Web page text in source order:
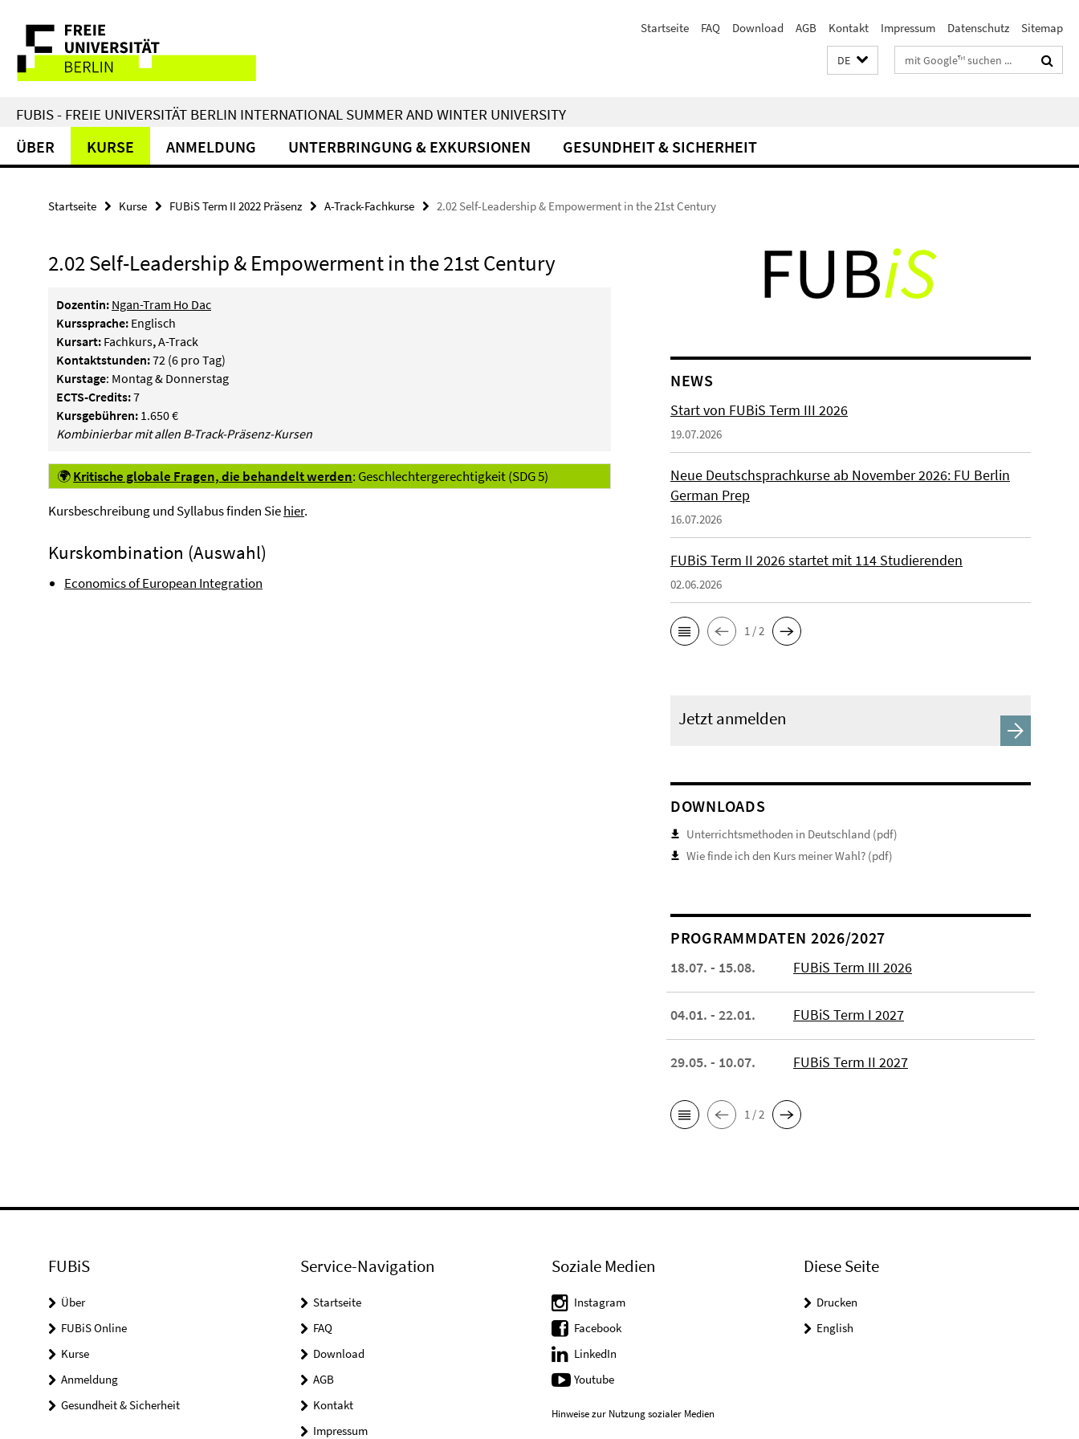
direkt
Inhalt
Service-
Navigation
Startseite FAQ Download AGB Kontakt Impressum Datenschutz Sitemap
DE Suchbegriffe
FUBIS - FREIE UNIVERSITÄT BERLIN INTERNATIONAL SUMMER AND WINTER UNIVERSITY
ÜBER KURSE ANMELDUNG UNTERBRINGUNG & EXKURSIONEN GESUNDHEIT & SICHERHEIT
Startseite Kurse FUBiS Term II 2022 Präsenz A-Track-Fachkurse 2.02 Self-Leadership & Empowerment in the 21st Century
2.02 Self-Leadership & Empowerment in the 21st Century
Dozentin: Ngan-Tram Ho Dac
Kurssprache: Englisch
Kursart: Fachkurs,A-Track
Kontaktstunden:72 (6 pro Tag)
Kurstage: Montag & Donnerstag
ECTS-Credits:7
Kursgebühren: 1.650 €
Kombinierbar mit allen B-Track-Präsenz-Kursen
🌍Kritische globale Fragen, die behandelt werden: Geschlechtergerechtigkeit (SDG 5)
Kursbeschreibung und Syllabus finden Siehier.
Kurskombination (Auswahl)
Economics of European Integration
NEWS
Start von FUBiS Term III 2026
19.07.2026
Neue Deutschsprachkurse ab November 2026: FU Berlin
German Prep
16.07.2026
FUBiS Term II 2026 startet mit 114 Studierenden
02.06.2026
1 / 2
Jetzt anmelden
DOWNLOADS
Unterrichtsmethoden in Deutschland (pdf)
Wie finde ich den Kurs meiner Wahl? (pdf)
PROGRAMMDATEN 2026/2027
18.07. - 15.08. FUBiS Term III 2026
04.01. - 22.01. FUBiS Term I 2027
29.05. - 10.07. FUBiS Term II 2027
1 / 2
FUBiS
Über
FUBiS Online
Kurse
Anmeldung
Gesundheit & Sicherheit
Service-Navigation
Startseite
FAQ
Download
AGB
Kontakt
Impressum
Soziale Medien
Instagram
Facebook
LinkedIn
Youtube
Hinweise zur Nutzung sozialer Medien
Diese Seite
Drucken
English